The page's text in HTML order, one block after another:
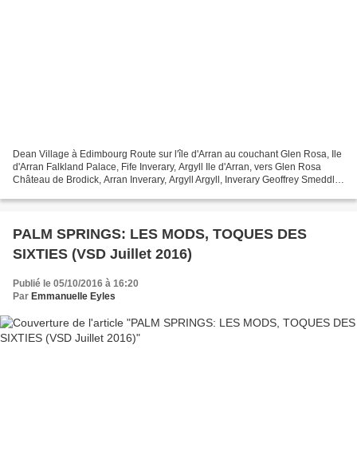
Dean Village à Edimbourg Route sur l'île d'Arran au couchant Glen Rosa, Ile
d'Arran Falkland Palace, Fife Inverary, Argyll Ile d'Arran, vers Glen Rosa
Château de Brodick, Arran Inverary, Argyll Argyll, Inverary Geoffrey Smeddle,
PALM SPRINGS: LES MODS, TOQUES DES
SIXTIES (VSD Juillet 2016)
Publié le 05/10/2016 à 16:20
Par Emmanuelle Eyles